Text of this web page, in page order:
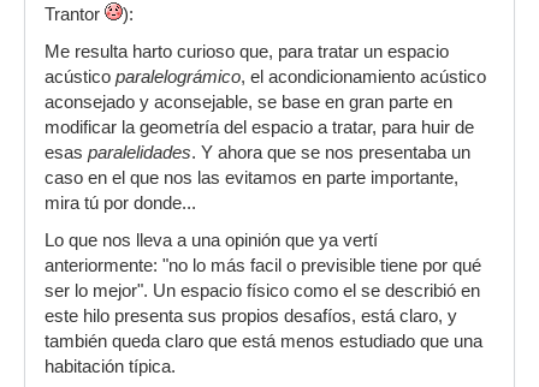
Trantor
):
Me resulta harto curioso que, para tratar un espacio
acústico paralelográmico, el acondicionamiento acústico
aconsejado y aconsejable, se base en gran parte en
modificar la geometría del espacio a tratar, para huir de
esas paralelidades. Y ahora que se nos presentaba un
caso en el que nos las evitamos en parte importante,
mira tú por donde...
Lo que nos lleva a una opinión que ya vertí
anteriormente: "no lo más facil o previsible tiene por qué
ser lo mejor". Un espacio físico como el se describió en
este hilo presenta sus propios desafíos, está claro, y
también queda claro que está menos estudiado que una
habitación típica.